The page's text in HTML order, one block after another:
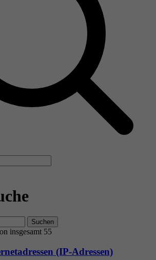
Suchen
insgesamt 55
(IP-Adressen)